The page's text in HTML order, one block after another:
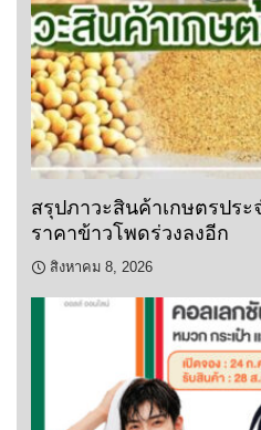
สรุปภาวะสินค้าเกษตรปร
ราคาข้าวโพดร่วงลงอีก
สิงหาคม 8, 2026